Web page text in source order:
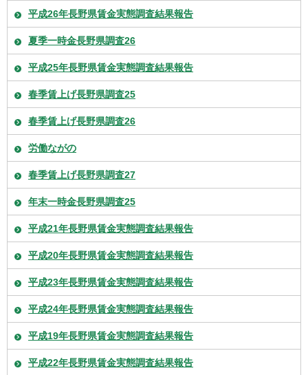
平成26年長野県賃金実態調査結果報告
夏季一時金長野県調査26
平成25年長野県賃金実態調査結果報告
春季賃上げ長野県調査25
春季賃上げ長野県調査26
労働ながの
春季賃上げ長野県調査27
年末一時金長野県調査25
平成21年長野県賃金実態調査結果報告
平成20年長野県賃金実態調査結果報告
平成23年長野県賃金実態調査結果報告
平成24年長野県賃金実態調査結果報告
平成19年長野県賃金実態調査結果報告
平成22年長野県賃金実態調査結果報告